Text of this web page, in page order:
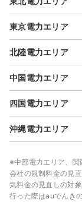
東京電力エリア
北陸電力エリア
中国電力エリア
四国電力エリア
沖縄電力エリア
※中部電力エリア、関
会社の規制料金の見
気料金の見直しの対
行った際はauでんき